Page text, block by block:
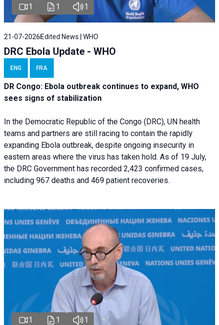
1 1 1
21-07-2026 Edited News | WHO
DRC Ebola Update - WHO
ENG FRA
DR Congo: Ebola outbreak continues to expand, WHO
sees signs of stabilization
In the Democratic Republic of the Congo (DRC), UN health
teams and partners are still racing to contain the rapidly
expanding Ebola outbreak, despite ongoing insecurity in
eastern areas where the virus has taken hold. As of 19 July,
the DRC Government has recorded 2,423 confirmed cases,
including 967 deaths and 469 patient recoveries.
1 1 1